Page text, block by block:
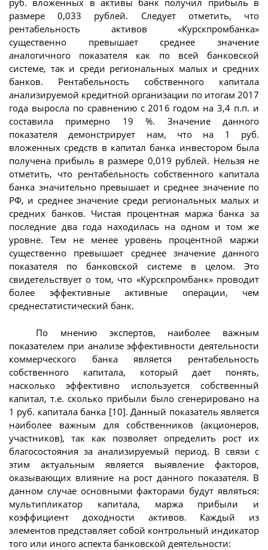
руб. вложенных в активы банк получил прибыль в
размере 0,033 рублей. Следует отметить, что
рентабельность активов «Курскпромбанка»
существенно превышает среднее значение
аналогичного показателя как по всей банковской
системе, так и среди региональных малых и средних
банков. Рентабельность собственного капитала
анализируемой кредитной организации по итогам 2017
года выросла по сравнению с 2016 годом на 3,4 п.п. и
составила примерно 19 %. Значение данного
показателя демонстрирует нам, что на 1 руб.
вложенных средств в капитал банка инвестором была
получена прибыль в размере 0,019 рублей. Нельзя не
отметить, что рентабельность собственного капитала
банка значительно превышает и среднее значение по
РФ, и среднее значение среди региональных малых и
средних банков. Чистая процентная маржа банка за
последние два года находилась на одном и том же
уровне. Тем не менее уровень процентной маржи
существенно превышает среднее значение данного
показателя по банковской системе в целом. Это
свидетельствует о том, что «Курскпромбанк» проводит
более эффективные активные операции, чем
среднестатистический банк.
По мнению экспертов, наиболее важным
показателем при анализе эффективности деятельности
коммерческого банка является рентабельность
собственного капитала, который дает понять,
насколько эффективно используется собственный
капитал, т.е. сколько прибыли было сгенерировано на
1 руб. капитала банка [10]. Данный показатель является
наиболее важным для собственников (акционеров,
участников), так как позволяет определить рост их
благосостояния за анализируемый период. В связи с
этим актуальным является выявление факторов,
оказывающих влияние на рост данного показателя. В
данном случае основными факторами будут являться:
мультипликатор капитала, маржа прибыли и
коэффициент доходности активов. Каждый из
элементов представляет собой контрольный индикатор
того или иного аспекта банковской деятельности: